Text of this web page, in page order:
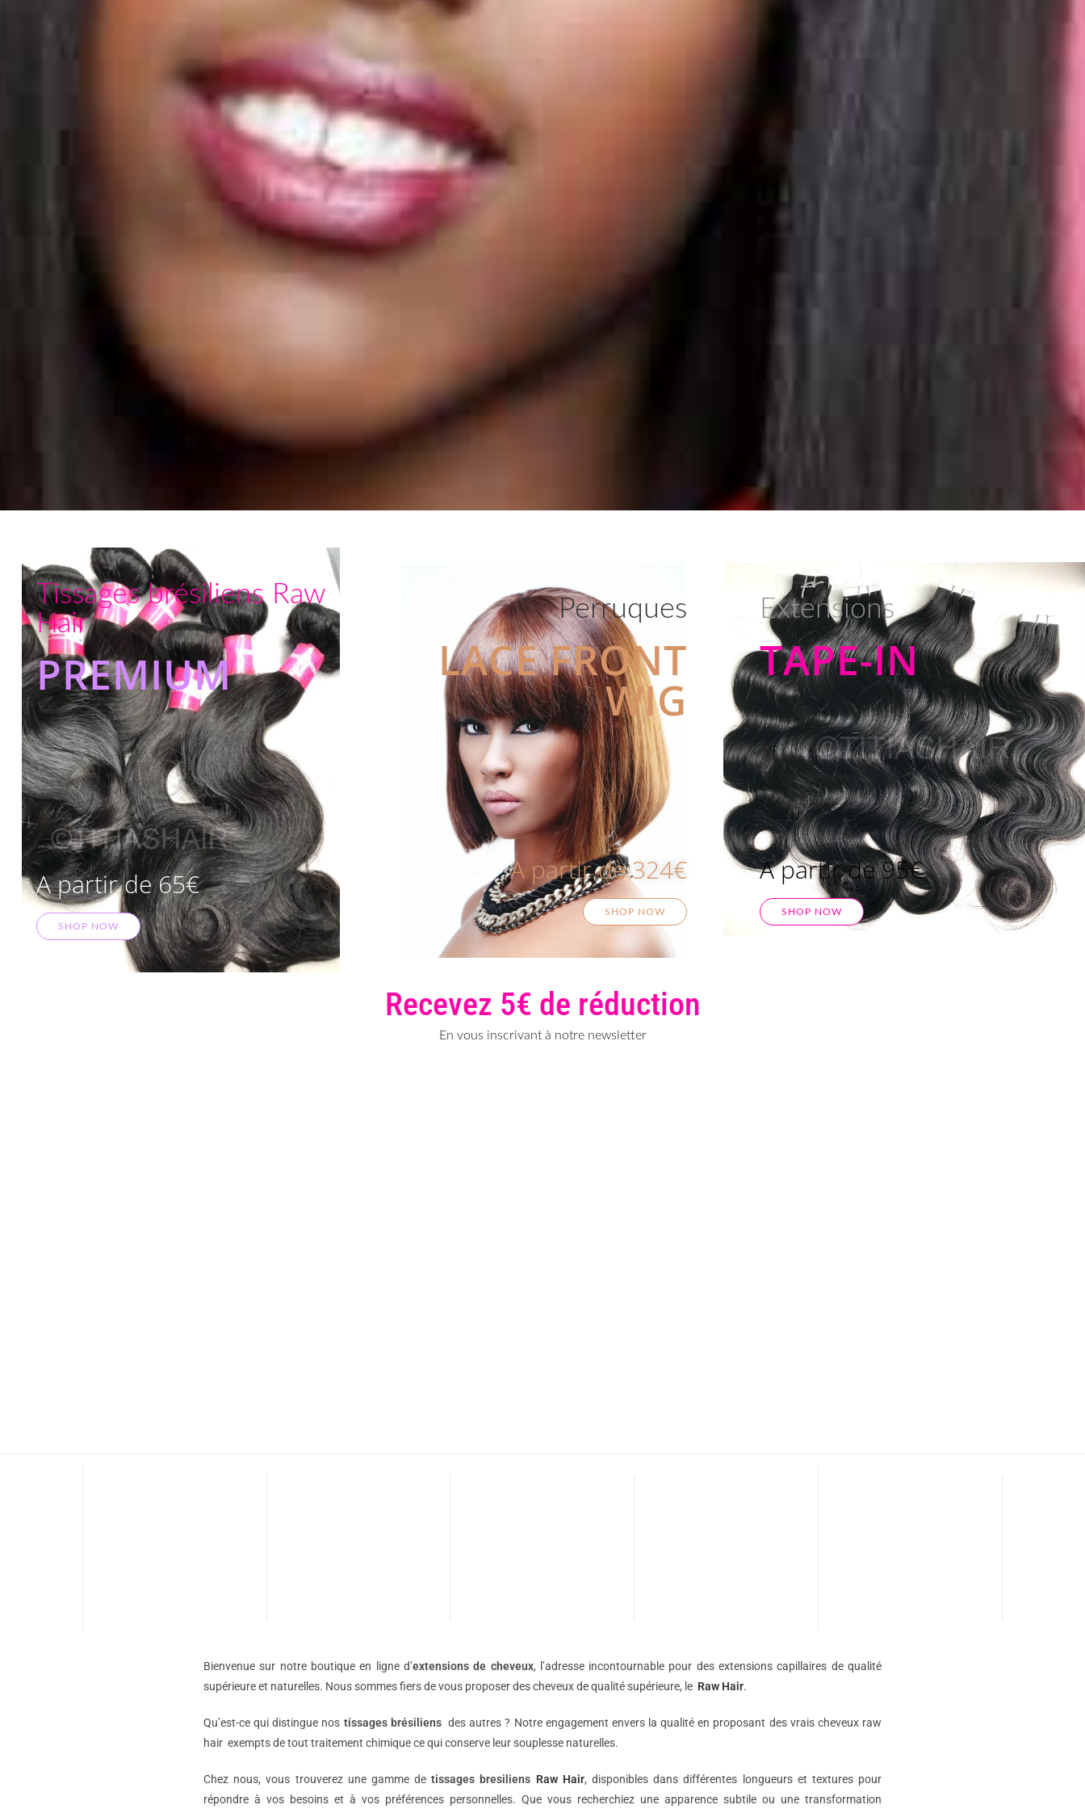
Tissages brésiliens Raw
Hair
PREMIUM
A partir de 65€
SHOP NOW
Perruques
LACE FRONT
WIG
A partir de 324€
SHOP NOW
Extensions
TAPE-IN
A partir de 95€
SHOP NOW
Recevez 5€ de réduction
En vous inscrivant à notre newsletter
Bienvenue sur notre boutique en ligne d’extensions de cheveux, l’adresse incontournable pour des extensions capillaires de qualité
supérieure et naturelles. Nous sommes fiers de vous proposer des cheveux de qualité supérieure, le Raw Hair.
Qu’est-ce qui distingue nos tissages brésiliensdes autres ? Notre engagement envers la qualité en proposant des vrais cheveux raw
hair exempts de tout traitement chimique ce qui conserve leur souplesse naturelles.
Chez nous, vous trouverez une gamme detissages bresiliens Raw Hair, disponibles dans différentes longueurs et textures pour
répondre à vos besoins et à vos préférences personnelles. Que vous recherchiez une apparence subtile ou une transformation